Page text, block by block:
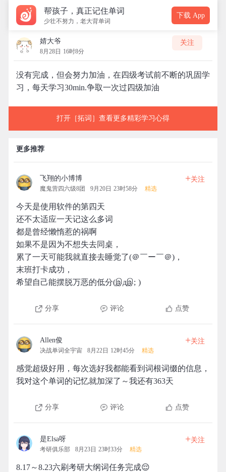
帮孩子，真正记住单词
少壮不努力，老大背单词
下载 App
婧大爷
8月28日 16时8分
关注
没有完成，但会努力加油，在四级考试前不断的巩固学
习，每天学习30min.争取一次过四级加油
打开［拓词］查看更多精彩学习心得
更多推荐
飞翔的小博博
魔鬼营四六级8团 9月20日 23时58分 精选
+关注
今天是使用软件的第四天
还不太适应一天记这么多词
都是曾经懒惰惹的祸啊
如果不是因为不想失去同桌，
累了一天可能我就直接去睡觉了(＠￣ー￣＠)，
末班打卡成功，
希望自己能摆脱万恶的低分(இдஇ; )
分享 评论 点赞
Allen俊
决战单词全宇宙 8月22日 12时45分 精选
+关注
感觉超级好用，每次选好我都能看到词根词缀的信息，
我对这个单词的记忆就加深了～我还有363天
分享 评论 点赞
是Elsa呀
考研俱乐部 8月23日 23时33分 精选
+关注
8.17～8.23六刷考研大纲词任务完成😌